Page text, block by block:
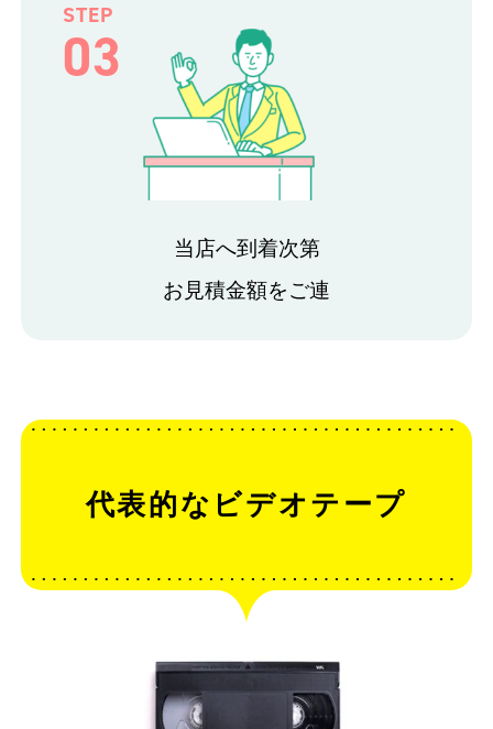
STEP
03
当店へ到着次第
お見積金額をご連
代表的なビデオテープ